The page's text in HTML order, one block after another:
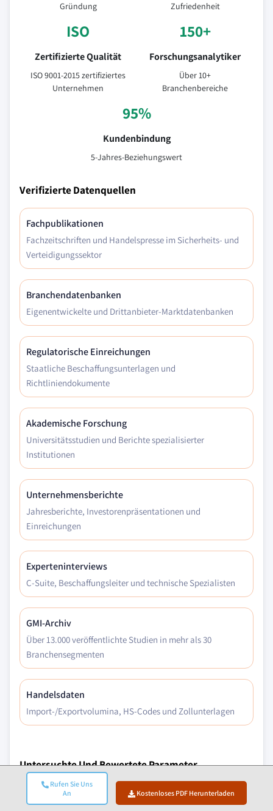
Rufen Sie Uns
An
Kostenloses PDF Herunterladen
Gründung
Zufriedenheit
ISO
Zertifizierte Qualität
ISO 9001-2015 zertifiziertes
Unternehmen
150+
Forschungsanalytiker
Über 10+
Branchenbereiche
95%
Kundenbindung
5-Jahres-Beziehungswert
Verifizierte Datenquellen
Fachpublikationen
Fachzeitschriften und Handelspresse im Sicherheits- und
Verteidigungssektor
Branchendatenbanken
Eigenentwickelte und Drittanbieter-Marktdatenbanken
Regulatorische Einreichungen
Staatliche Beschaffungsunterlagen und
Richtliniendokumente
Akademische Forschung
Universitätsstudien und Berichte spezialisierter
Institutionen
Unternehmensberichte
Jahresberichte, Investorenpräsentationen und
Einreichungen
Experteninterviews
C-Suite, Beschaffungsleiter und technische Spezialisten
GMI-Archiv
Über 13.000 veröffentlichte Studien in mehr als 30
Branchensegmenten
Handelsdaten
Import-/Exportvolumina, HS-Codes und Zollunterlagen
Untersuchte Und Bewertete Parameter
Makroökonomische Faktoren